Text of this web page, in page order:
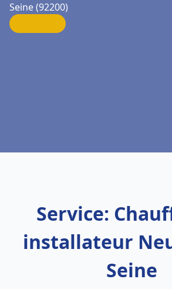
Seine (92200)
Service:
installateur
Seine